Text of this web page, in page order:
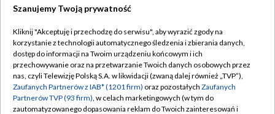
TVP
Abonament TVP
Emisja w TVP
Centrum informacji TVP
Regulamin TVP
Polityka prywatności
Moje zgody
Szanujemy Twoją prywatność
Kliknij "Akceptuję i przechodzę do serwisu", aby wyrazić zgody na
korzystanie z technologii automatycznego śledzenia i zbierania danych,
dostęp do informacji na Twoim urządzeniu końcowym i ich
przechowywanie oraz na przetwarzanie Twoich danych osobowych przez
nas, czyli Telewizję Polską S.A. w likwidacji (zwaną dalej również „TVP”),
Zaufanych Partnerów z IAB* (1201 firm) oraz pozostałych Zaufanych
Partnerów TVP (93 firm), w celach marketingowych (w tym do
zautomatyzowanego dopasowania reklam do Twoich zainteresowań i